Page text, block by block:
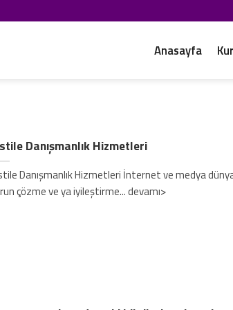
Anasayfa
Danışmanlık Hizmetleri
Danışmanlık Hizmetleri İnternet ve medya
çözme ve ya iyileştirme... devamı>